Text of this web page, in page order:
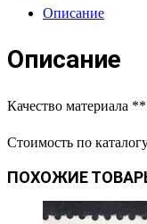
Описание
Описание
Качество материала
Стоимость по
ПОХОЖИЕ